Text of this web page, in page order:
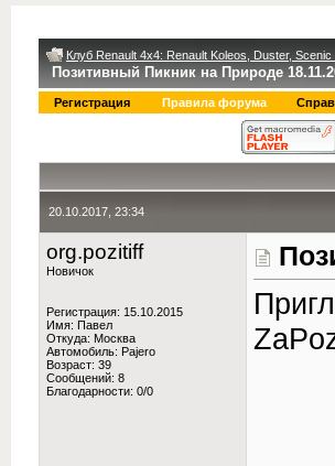
Клуб Renault 4x4: Renault Koleos, Duster, Scenic
Позитивный Пикник на Природе
Регистрация Правила форума
20.10.2017, 23:34
org.pozitiff
Новичок
Регистрация: 15.10.2015
Имя: Павел
Откуда: Москва
Автомобиль: Pajero
Возраст: 39
Сообщений: 8
Благодарности: 0/0